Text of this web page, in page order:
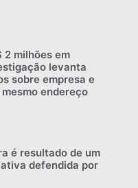
2 milhões em
levanta
sobre empresa e
endereço
é resultado de um
defendida por